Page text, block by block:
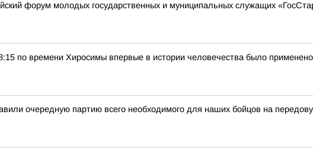
форум молодых государственных и муниципальных служащих
по времени Хиросимы впервые в истории человечества было
очередную партию всего необходимого для наших бойцов на